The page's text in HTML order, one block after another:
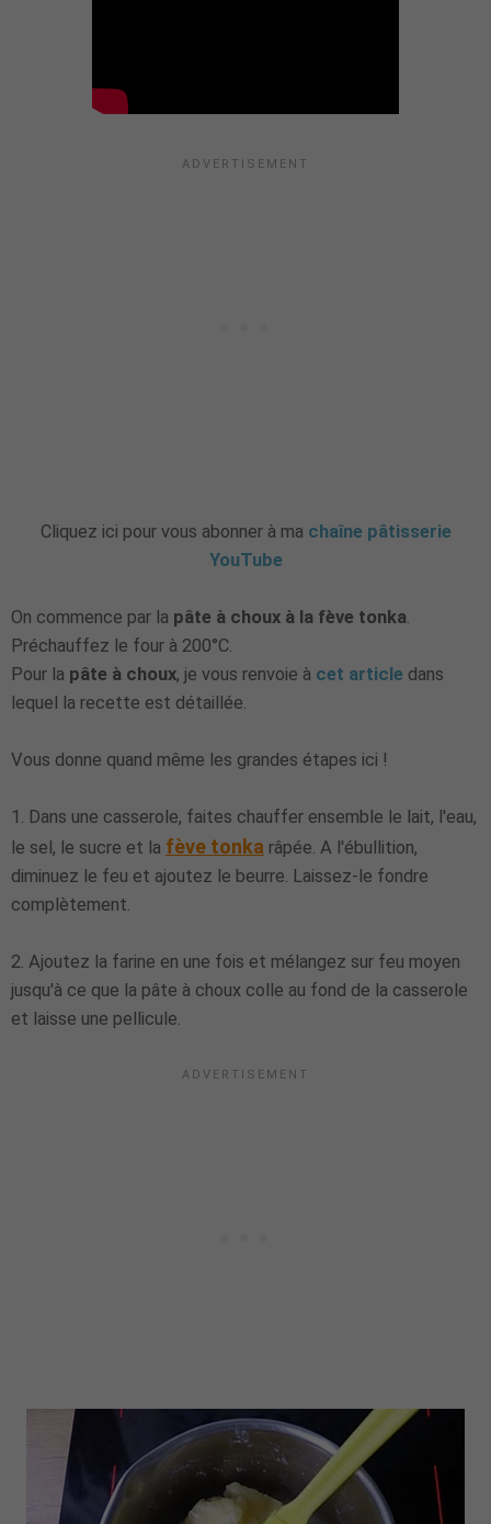
Cliquez ici pour vous abonner à ma chaîne pâtisserie
YouTube
On commence par la pâte à choux à la fève tonka
Préchauffez le four à 200°C.
Pour la pâte à choux, je vous renvoie à cet article dans
lequel la recette est détaillée.
Vous donne quand même les grandes étapes ici !
1. Dans une casserole, faites chauffer ensemble le lait, l'eau,
le sel, le sucre et la fève tonka râpée. A l'ébullition,
diminuez le feu et ajoutez le beurre. Laissez-le fondre
complètement.
2. Ajoutez la farine en une fois et mélangez sur feu moyen
jusqu'à ce que la pâte à choux colle au fond de la casserole
et laisse une pellicule.